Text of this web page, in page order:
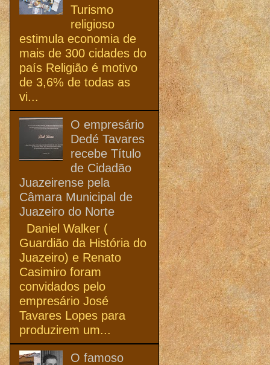
Turismo
religioso
estimula economia de
mais de 300 cidades do
país Religião é motivo
de 3,6% de todas as
vi...
O empresário
Dedé Tavares
recebe Título
de Cidadão
Juazeirense pela
Câmara Municipal de
Juazeiro do Norte
Daniel Walker (
Guardião da História do
Juazeiro) e Renato
Casimiro foram
convidados pelo
empresário José
Tavares Lopes para
produzirem um...
O famoso